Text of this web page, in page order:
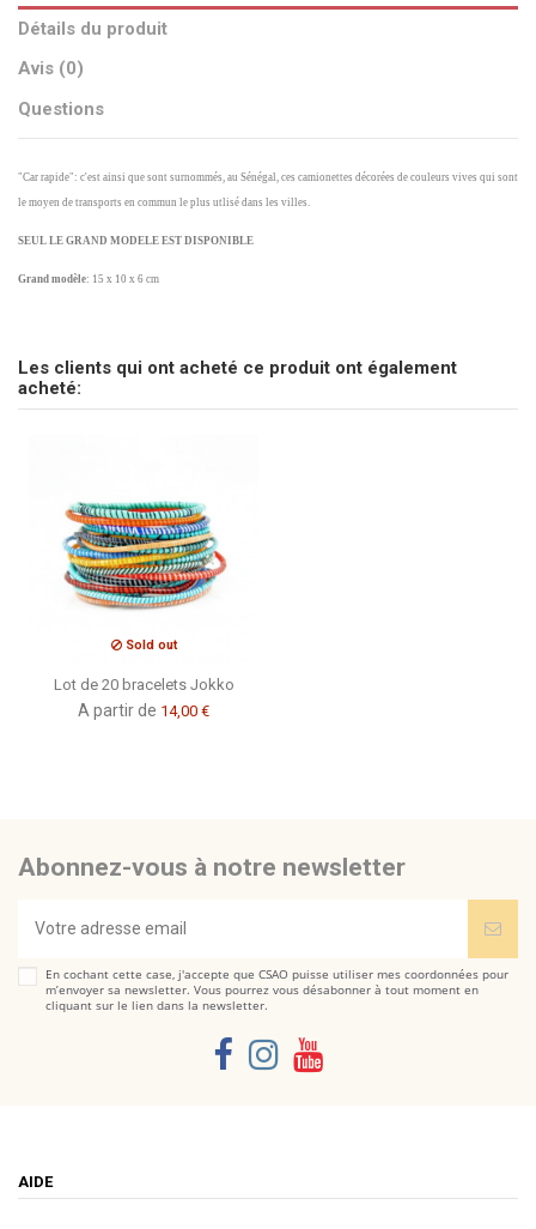
Détails du produit
Avis (0)
Questions
"Car rapide": c'est ainsi que sont surnommés, au Sénégal, ces camionettes décorées de couleurs vives qui sont
le moyen de transports en commun le plus utlisé dans les villes.
SEUL LE GRAND MODELE EST DISPONIBLE
Grand modèle: 15 x 10 x 6 cm
Soyez le premier à poser une question sur ce produit !
Les clients qui ont acheté ce produit ont également
acheté:
Sold out
Lot de 20 bracelets Jokko
A partir de 14,00 €
Abonnez-vous à notre newsletter
En cochant cette case, j'accepte que CSAO puisse utiliser mes coordonnées pour
m’envoyer sa newsletter. Vous pourrez vous désabonner à tout moment en
cliquant sur le lien dans la newsletter.
AIDE